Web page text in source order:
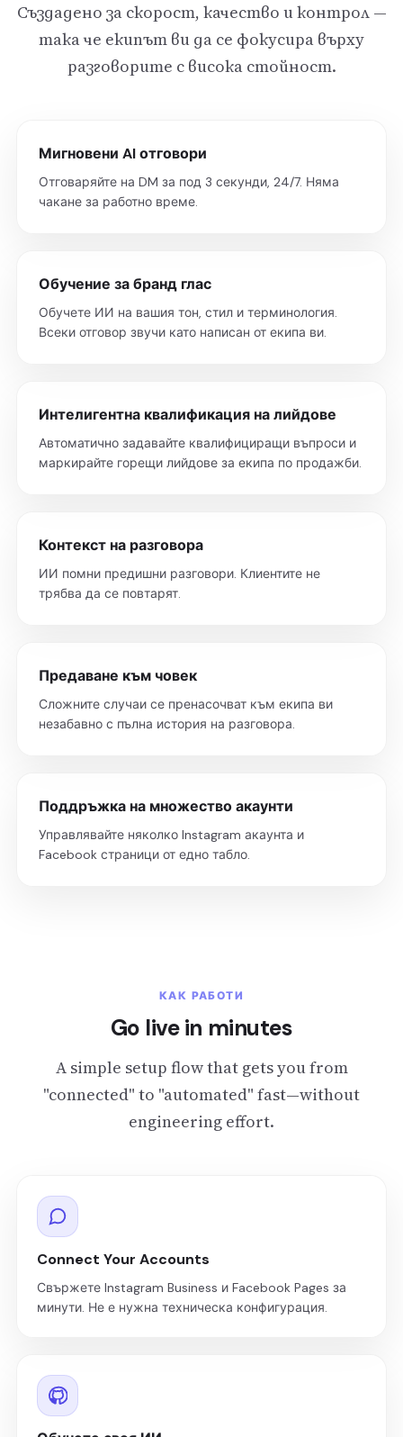
Създадено за скорост, качество и контрол —
така че екипът ви да се фокусира върху
разговорите с висока стойност.
Мигновени AI отговори
Отговаряйте на DM за под 3 секунди, 24/7. Няма
чакане за работно време.
Обучение за бранд глас
Обучете ИИ на вашия тон, стил и терминология.
Всеки отговор звучи като написан от екипа ви.
Интелигентна квалификация на лийдове
Автоматично задавайте квалифициращи въпроси и
маркирайте горещи лийдове за екипа по продажби.
Контекст на разговора
ИИ помни предишни разговори. Клиентите не
трябва да се повтарят.
Предаване към човек
Сложните случаи се пренасочват към екипа ви
незабавно с пълна история на разговора.
Поддръжка на множество акаунти
Управлявайте няколко Instagram акаунта и
Facebook страници от едно табло.
КАК РАБОТИ
Go live in minutes
A simple setup flow that gets you from
"connected" to "automated" fast—without
engineering effort.
Connect Your Accounts
Свържете Instagram Business и Facebook Pages за
минути. Не е нужна техническа конфигурация.